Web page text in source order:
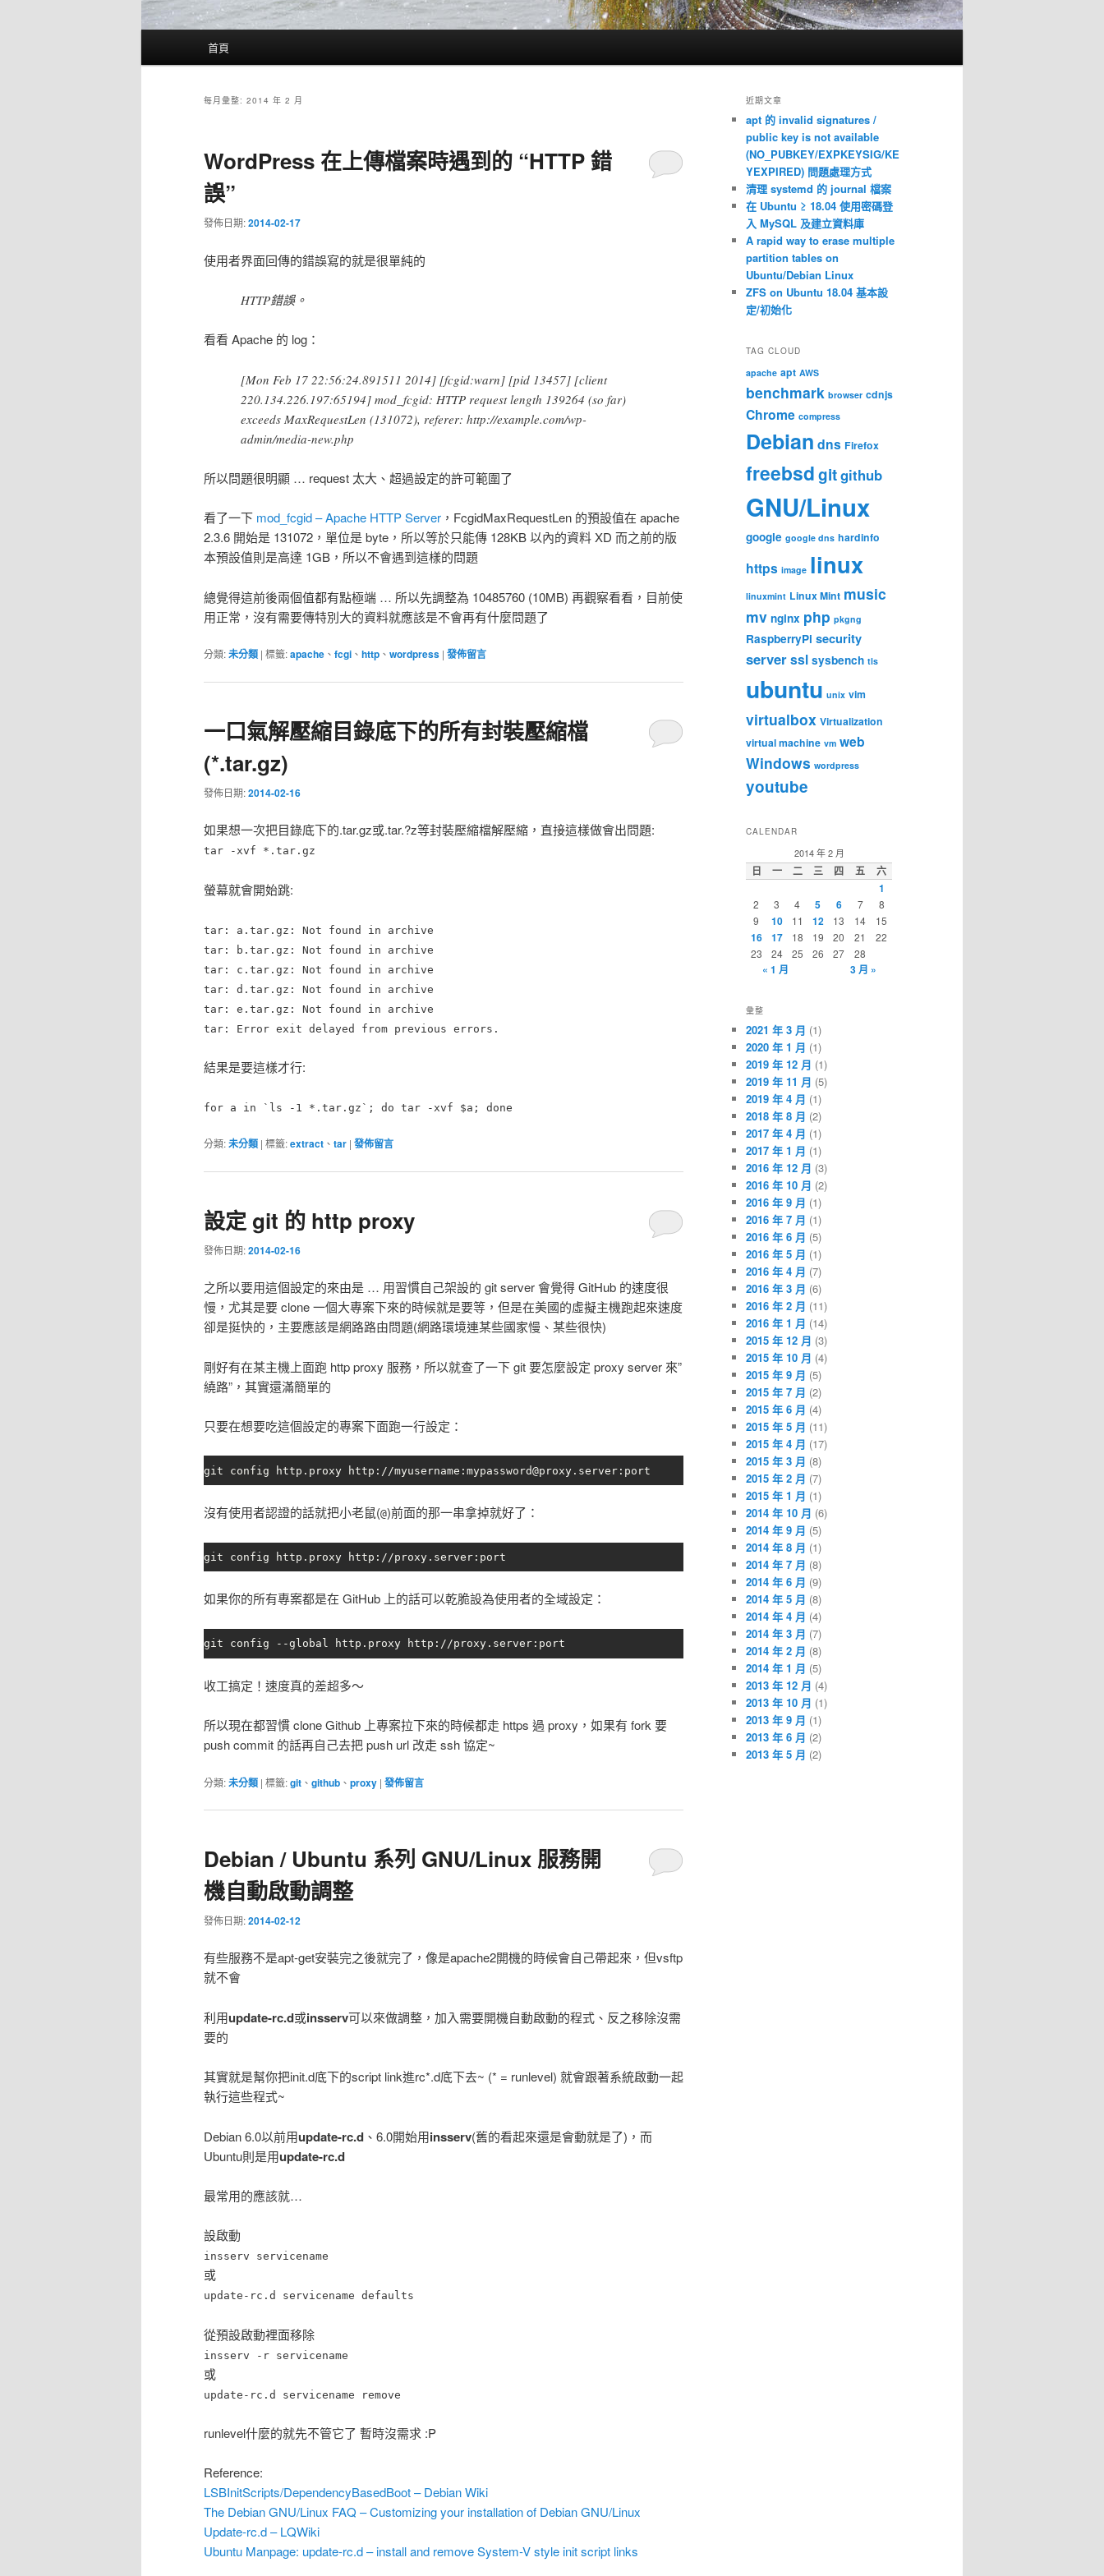
首頁
每月彙整: 2014 年 2 月
WordPress 在上傳檔案時遇到的 “HTTP 錯
誤”
發佈日期:2014-02-17
使用者界面回傳的錯誤寫的就是很單純的
HTTP錯誤。
看看 Apache 的 log：
[Mon Feb 17 22:56:24.891511 2014] [fcgid:warn] [pid 13457] [client
220.134.226.197:65194] mod_fcgid: HTTP request length 139264 (so far)
exceeds MaxRequestLen (131072), referer: http://example.com/wp-
admin/media-new.php
所以問題很明顯 … request 太大、超過設定的許可範圍了
看了一下 mod_fcgid – Apache HTTP Server ，FcgidMaxRequestLen 的預設值在 apache
2.3.6 開始是 131072，單位是 byte，所以等於只能傳 128KB 以內的資料 XD 而之前的版
本預設值則是高達 1GB，所以不會遇到這樣的問題
總覺得這前後兩個值都有點極端 … 所以先調整為 10485760 (10MB) 再觀察看看，目前使
用正常，沒有需要傳特別大的資料就應該是不會再有什麼問題了
分類:未分類 | 標籤:apache 、 fcgi 、 http 、 wordpress | 發佈留言
一口氣解壓縮目錄底下的所有封裝壓縮檔
(*.tar.gz)
發佈日期:2014-02-16
如果想一次把目錄底下的.tar.gz或.tar.?z等封裝壓縮檔解壓縮，直接這樣做會出問題:
tar -xvf *.tar.gz
螢幕就會開始跳:
tar: a.tar.gz: Not found in archive
tar: b.tar.gz: Not found in archive
tar: c.tar.gz: Not found in archive
tar: d.tar.gz: Not found in archive
tar: e.tar.gz: Not found in archive
tar: Error exit delayed from previous errors.
結果是要這樣才行:
for a in `ls -1 *.tar.gz`; do tar -xvf $a; done
分類:未分類 | 標籤:extract 、 tar | 發佈留言
設定 git 的 http proxy
發佈日期:2014-02-16
之所以要用這個設定的來由是 … 用習慣自己架設的 git server 會覺得 GitHub 的速度很
慢，尤其是要 clone 一個大專案下來的時候就是要等，但是在美國的虛擬主機跑起來速度
卻是挺快的，主要應該是網路路由問題(網路環境連某些國家慢、某些很快)
剛好有在某主機上面跑 http proxy 服務，所以就查了一下 git 要怎麼設定 proxy server 來”
繞路”，其實還滿簡單的
只要在想要吃這個設定的專案下面跑一行設定：
git config http.proxy http://myusername: mypassword@proxy.server :port
沒有使用者認證的話就把小老鼠(@)前面的那一串拿掉就好了：
git config http.proxy http://proxy.server:port
如果你的所有專案都是在 GitHub 上的話可以乾脆設為使用者的全域設定：
git config --global http.proxy http://proxy.server:port
收工搞定！速度真的差超多～
所以現在都習慣 clone Github 上專案拉下來的時候都走 https 過 proxy，如果有 fork 要
push commit 的話再自己去把 push url 改走 ssh 協定~
分類:未分類 | 標籤:git 、 github 、 proxy | 發佈留言
Debian / Ubuntu 系列 GNU/Linux 服務開
機自動啟動調整
發佈日期:2014-02-12
有些服務不是apt-get安裝完之後就完了，像是apache2開機的時候會自己帶起來，但vsftp
就不會
利用update-rc.d或insserv可以來做調整，加入需要開機自動啟動的程式、反之移除沒需
要的
其實就是幫你把init.d底下的script link進rc*.d底下去~ (* = runlevel) 就會跟著系統啟動一起
執行這些程式~
Debian 6.0以前用update-rc.d 、6.0開始用insserv(舊的看起來還是會動就是了)，而
Ubuntu則是用update-rc.d
最常用的應該就…
設啟動
insserv servicename
或
update-rc.d servicename defaults
從預設啟動裡面移除
insserv -r servicename
或
update-rc.d servicename remove
runlevel什麼的就先不管它了 暫時沒需求 :P
Reference:
LSBInitScripts/DependencyBasedBoot – Debian Wiki
The Debian GNU/Linux FAQ – Customizing your installation of Debian GNU/Linux
Update-rc.d – LQWiki
Ubuntu Manpage: update-rc.d – install and remove System-V style init script links
近期文章
apt 的 invalid signatures /
public key is not available
(NO_PUBKEY/EXPKEYSIG/KE
YEXPIRED) 問題處理方式
清理 systemd 的 journal 檔案
在 Ubuntu ≥ 18.04 使用密碼登
入 MySQL 及建立資料庫
A rapid way to erase multiple
partition tables on
Ubuntu/Debian Linux
ZFS on Ubuntu 18.04 基本設
定/初始化
TAG CLOUD
apache apt AWS
benchmark browser cdnjs
Chrome compress
Debian dns Firefox
freebsdgitgithub
GNU/Linux
google google dns hardinfo
https image linux
linuxmint Linux Mint music
mv nginx php pkgng
RaspberryPi security
serverssl sysbench tls
ubuntu unix vim
virtualbox Virtualization
virtual machine vm web
Windows wordpress
youtube
CALENDAR
2014 年 2 月
日 一 二 三 四 五
六
1
2 3 4 5 6 7
8
9
10 11 12 13 14 15
16 17 18 19 20 21
22
23
24 25 26 27 28
« 1 月 3 月 »
彙整
2021 年 3 月 (1)
2020 年 1 月 (1)
2019 年 12 月 (1)
2019 年 11 月 (5)
2019 年 4 月 (1)
2018 年 8 月 (2)
2017 年 4 月 (1)
2017 年 1 月 (1)
2016 年 12 月 (3)
2016 年 10 月 (2)
2016 年 9 月 (1)
2016 年 7 月 (1)
2016 年 6 月 (5)
2016 年 5 月 (1)
2016 年 4 月 (7)
2016 年 3 月 (6)
2016 年 2 月 (11)
2016 年 1 月 (14)
2015 年 12 月 (3)
2015 年 10 月 (4)
2015 年 9 月 (5)
2015 年 7 月 (2)
2015 年 6 月 (4)
2015 年 5 月 (11)
2015 年 4 月 (17)
2015 年 3 月 (8)
2015 年 2 月 (7)
2015 年 1 月 (1)
2014 年 10 月 (6)
2014 年 9 月 (5)
2014 年 8 月 (1)
2014 年 7 月 (8)
2014 年 6 月 (9)
2014 年 5 月 (8)
2014 年 4 月 (4)
2014 年 3 月 (7)
2014 年 2 月 (8)
2014 年 1 月 (5)
2013 年 12 月 (4)
2013 年 10 月 (1)
2013 年 9 月 (1)
2013 年 6 月 (2)
2013 年 5 月 (2)